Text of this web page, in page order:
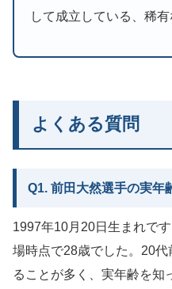
して成立している、稀有
よくある質問
Q1. 前田大然選手の実年
1997年10月20日生まれで
場時点で28歳でした。20
ることが多く、実年齢を知